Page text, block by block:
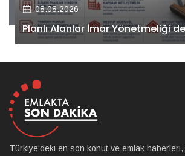
Kiler GYO’dan Pendik Dolayoba
önemli adım!
Türkiye'deki en son konut ve emlak